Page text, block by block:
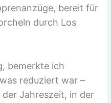
bereit für
durch Los
bemerkte ich
reduziert war –
Jahreszeit, in der